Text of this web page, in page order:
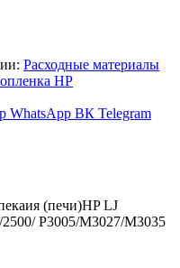
2500/
Расходные материалы
HP
WhatsApp ВК Telegram
(печи)HP LJ
P3005/M3027/M3035